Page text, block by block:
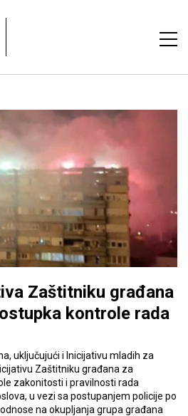
Zaštitniku građana
kontrole rada
uključujući i Inicijativu mladih za
Zaštitniku građana za
zakonitosti i pravilnosti rada
u vezi sa postupanjem policije po
na okupljanja grupa građana